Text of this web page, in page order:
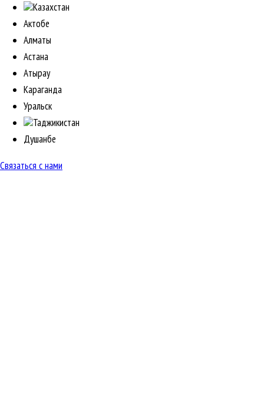
Казахстан
Актобе
Алматы
Астана
Атырау
Караганда
Уральск
Таджикистан
Душанбе
Связаться с нами